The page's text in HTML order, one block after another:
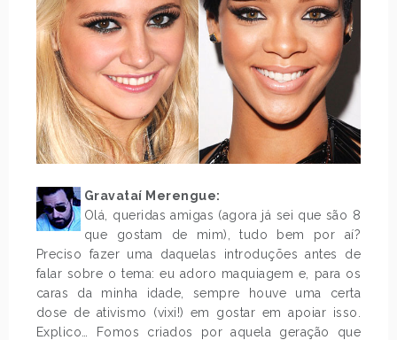
Gravataí Merengue:
Olá, queridas amigas (agora já sei que são 8
que gostam de mim), tudo bem por aí?
Preciso fazer uma daquelas introduções antes de
falar sobre o tema: eu adoro maquiagem e, para os
caras da minha idade, sempre houve uma certa
dose de ativismo (vixi!) em gostar em apoiar isso.
Explico… Fomos criados por aquela geração que